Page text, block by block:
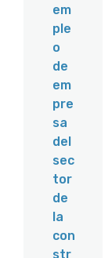
em
ple
o
de
em
pre
sa
del
sec
tor
de
la
con
str